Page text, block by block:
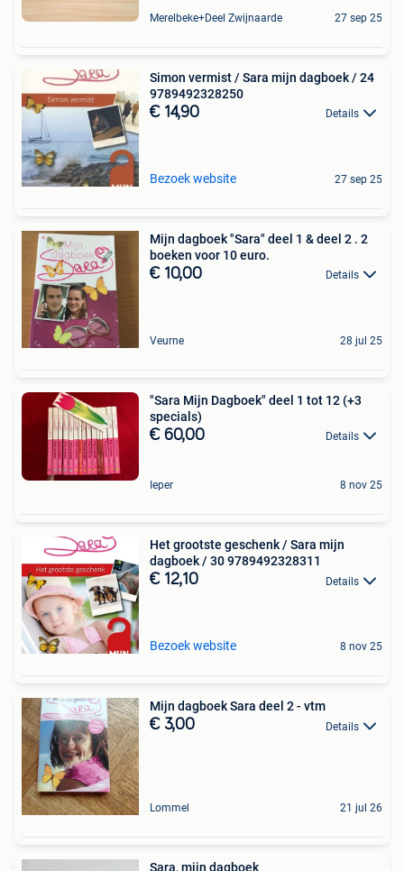
Merelbeke+Deel Zwijnaarde 27 sep 25
Simon vermist / Sara mijn dagboek / 24
9789492328250
€ 14,90 Details
Bezoek website 27 sep 25
Mijn dagboek "Sara" deel 1 & deel 2 . 2
boeken voor 10 euro.
€ 10,00 Details
Veurne 28 jul 25
"Sara Mijn Dagboek" deel 1 tot 12 (+3
specials)
€ 60,00 Details
Ieper 8 nov 25
Het grootste geschenk / Sara mijn
dagboek / 30 9789492328311
€ 12,10 Details
Bezoek website 8 nov 25
Mijn dagboek Sara deel 2 - vtm
€ 3,00 Details
Lommel 21 jul 26
Sara, mijn dagboek